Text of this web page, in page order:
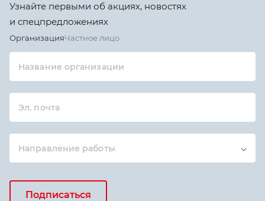
Узнайте первыми об акциях, новостях
и спецпредложениях
ОрганизацияЧастное лицо
Название организации
Эл. почта
Направление работы
Подписаться